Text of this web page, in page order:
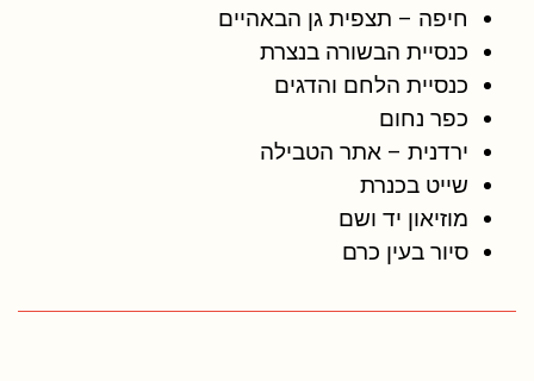
חיפה – תצפית גן הבאהיים
כנסיית הבשורה בנצרת
כנסיית הלחם והדגים
כפר נחום
ירדנית – אתר הטבילה
שייט בכנרת
מוזיאון יד ושם
סיור בעין כרם